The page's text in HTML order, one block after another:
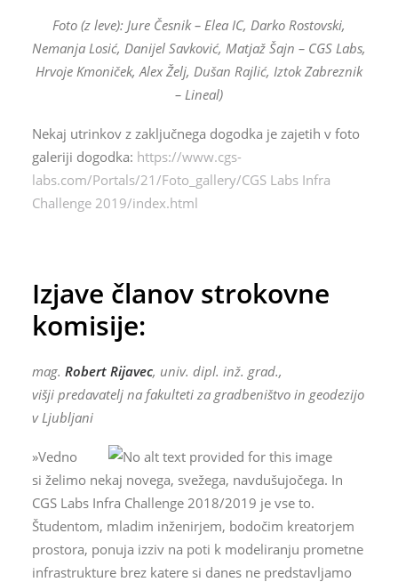
Foto (z leve): Jure Česnik – Elea IC, Darko Rostovski,
Nemanja Losić, Danijel Savković, Matjaž Šajn – CGS Labs,
Hrvoje Kmoniček, Alex Želj, Dušan Rajlić, Iztok Zabreznik
– Lineal)
Nekaj utrinkov z zaključnega dogodka je zajetih v foto
galeriji dogodka: https://www.cgs-
labs.com/Portals/21/Foto_gallery/CGS Labs Infra
Challenge 2019/index.html
Izjave članov strokovne
komisije:
mag. Robert Rijavec, univ. dipl. inž. grad.,
višji predavatelj na fakulteti za gradbeništvo in geodezijo
v Ljubljani
»Vedno
si želimo nekaj novega, svežega, navdušujočega. In
CGS Labs Infra Challenge 2018/2019 je vse to.
Študentom, mladim inženirjem, bodočim kreatorjem
prostora, ponuja izziv na poti k modeliranju prometne
infrastrukture brez katere si danes ne predstavljamo